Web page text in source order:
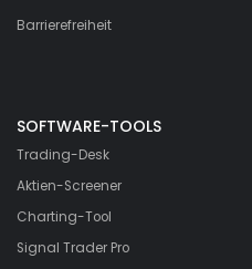
Barrierefreiheit
SOFTWARE-TOOLS
Trading-Desk
Aktien-Screener
Charting-Tool
Signal Trader Pro